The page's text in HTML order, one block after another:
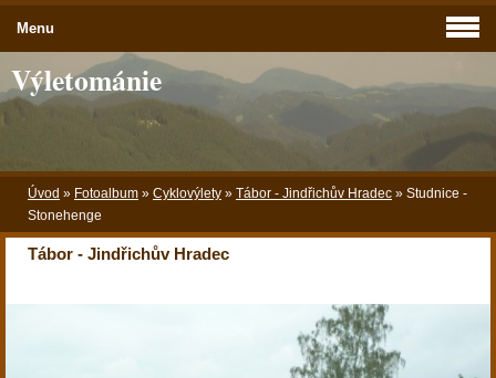
Výletománie
Úvod » Fotoalbum » Cyklovýlety » Tábor - Jindřichův Hradec » Studnice -
Stonehenge
Tábor - Jindřichův Hradec
Menu